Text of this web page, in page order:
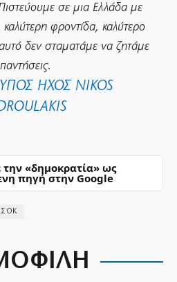
σε μια Ελλάδα με
φροντίδα, καλύτερο
δεν σταματάμε να ζητάμε
ΉΧΟΣ NIKOS
την «δημοκρατία» ως
πηγή στην Google